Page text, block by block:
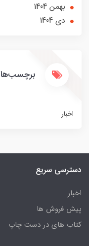
بهمن 1404
دی 1404
برچسب‌ها
اخبار
دسترسی سریع
اخبار
پیش فروش ها
کتاب های در دست چاپ